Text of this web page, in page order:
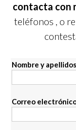
contacta con
teléfonos , o
Nombre y apellidos
Correo